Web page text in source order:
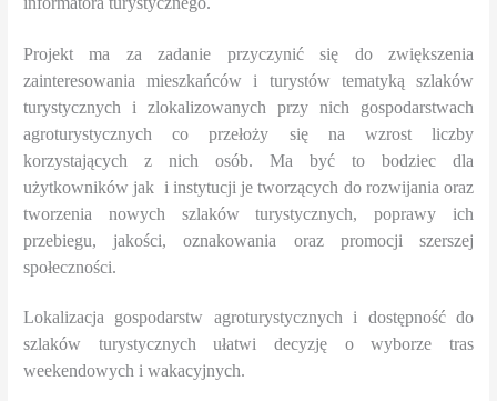
Projekt ma za zadanie przyczynić się do zwiększenia
zainteresowania mieszkańców
i turystów tematyką szlaków
turystycznych i zlokalizowanych przy nich gospodarstwach
agroturystycznych co przełoży się na wzrost liczby
korzystających z nich osób. Ma być to bodziec dla
użytkowników jak i instytucji je tworzących do rozwijania oraz
tworzenia nowych szlaków turystycznych, poprawy ich
przebiegu, jakości, oznakowania oraz promocji szerszej
społeczności.
Lokalizacja gospodarstw agroturystycznych i dostępność do
szlaków turystycznych ułatwi decyzję o wyborze tras
weekendowych i wakacyjnych.